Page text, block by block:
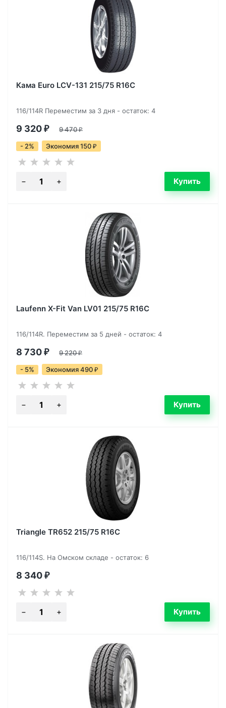
Кама Euro LCV-131 215/75 R16C
116/114R Переместим за 3 дня - остаток: 4
9 320 ₽ 9 470₽
- 2% Экономия 150 ₽
Laufenn X-Fit Van LV01 215/75 R16C
116/114R. Переместим за 5 дней - остаток: 4
8 730 ₽ 9 220₽
- 5% Экономия 490 ₽
Triangle TR652 215/75 R16C
116/114S. На Омском складе - остаток: 6
8 340 ₽